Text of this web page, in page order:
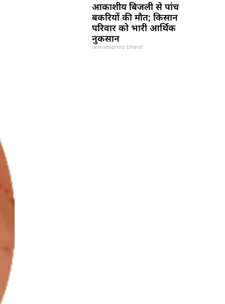
आकाशीय बिजली से पांच
बकरियों की मौत; किसान
परिवार को भारी आर्थिक
नुकसान
newsexpress bharat